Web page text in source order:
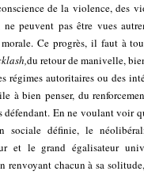
de la violence, des
peuvent pas être vues
Ce progrès, il faut à
du retour de manivelle,
régimes autoritaires ou des
à bien penser, du
En ne voulant voir
sociale définie, le
et le grand égalisateur
chacun à sa